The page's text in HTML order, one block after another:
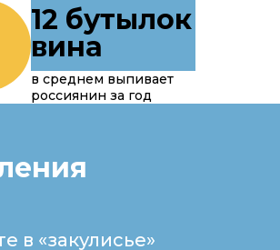
12 бутылок
вина
в среднем выпивает
россиянин за год
в «закулисье»